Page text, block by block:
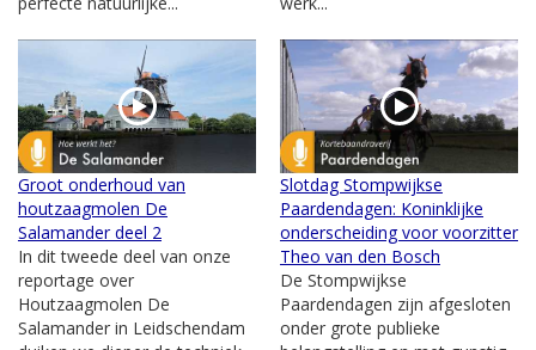
Groot onderhoud van
houtzaagmolen De
Salamander deel 2
In dit tweede deel van onze
reportage over
Houtzaagmolen De
Salamander in Leidschendam
Slotdag Stompwijkse
Paardendagen: Koninklijke
onderscheiding voor voorzitter
Theo van den Bosch
De Stompwijkse
Paardendagen zijn afgesloten
onder grote publieke